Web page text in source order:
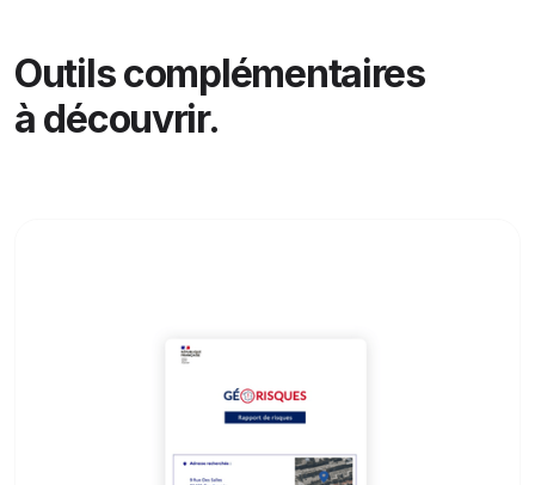
Outils complémentaires
à découvrir.